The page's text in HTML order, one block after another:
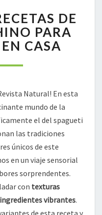
DE
PARA
CASA
Natural! En esta
mundo de la
el del spagueti
las tradiciones
únicos de este
en un viaje sensorial
sorprendentes.
con texturas
vibrantes.